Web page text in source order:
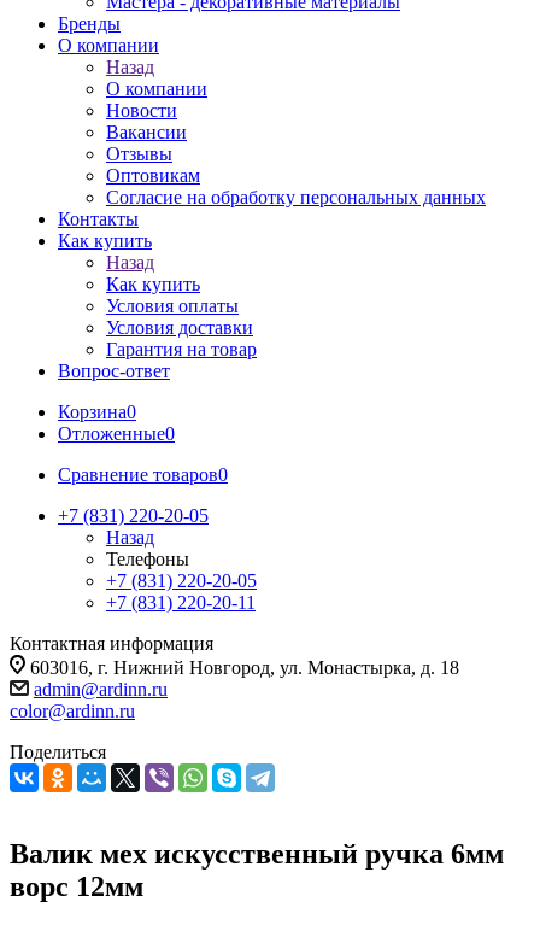
Бренды
О компании
Назад
О компании
Новости
Вакансии
Отзывы
Оптовикам
Cогласие на обработку персональных данных
Контакты
Как купить
Назад
Как купить
Условия оплаты
Условия доставки
Гарантия на товар
Вопрос-ответ
Корзина0
Отложенные0
Сравнение товаров0
+7 (831) 220-20-05
Назад
Телефоны
+7 (831) 220-20-05
+7 (831) 220-20-11
Контактная информация
603016, г. Нижний Новгород, ул. Монастырка, д. 18
admin@ardinn.ru
color@ardinn.ru
Поделиться
Валик мех искусственный ручка 6мм
ворс 12мм